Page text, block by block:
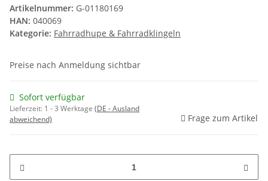
Artikelnummer: G-01180169
HAN: 040069
Kategorie: Fahrradhupe & Fahrradklingeln
Preise nach Anmeldung sichtbar
Sofort verfügbar
Lieferzeit: 1 - 3 Werktage (DE - Ausland
abweichend)
Frage zum Artikel